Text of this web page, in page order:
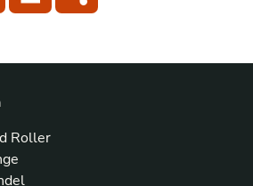
Roller